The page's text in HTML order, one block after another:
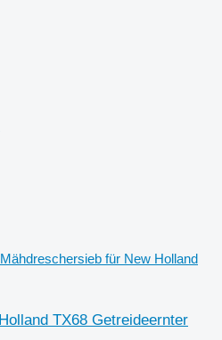
Mähdreschersieb für New Holland
TX68 Getreideernter